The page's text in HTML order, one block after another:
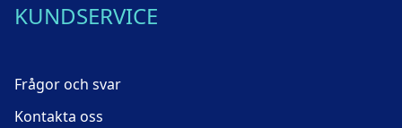
KUNDSERVICE
Frågor och svar
Kontakta oss